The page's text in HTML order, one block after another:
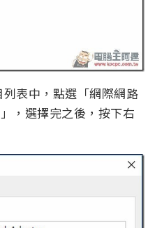
表中，點選「網際網路
，選擇完之後，按下右